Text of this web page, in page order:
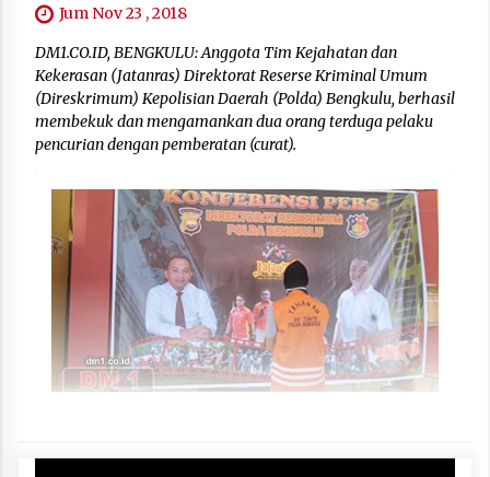
Jum Nov 23 , 2018
DM1.CO.ID, BENGKULU: Anggota Tim Kejahatan dan
Kekerasan (Jatanras) Direktorat Reserse Kriminal Umum
(Direskrimum) Kepolisian Daerah (Polda) Bengkulu, berhasil
membekuk dan mengamankan dua orang terduga pelaku
pencurian dengan pemberatan (curat).